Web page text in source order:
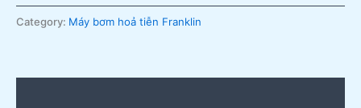
Category: Máy bơm hoả tiễn Franklin